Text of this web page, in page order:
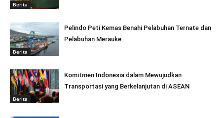
Berita
Berita
Pelindo Peti Kemas Benahi Pelabuhan Ternate dan
Pelabuhan Merauke
Berita
Komitmen Indonesia dalam Mewujudkan
Transportasi yang Berkelanjutan di ASEAN